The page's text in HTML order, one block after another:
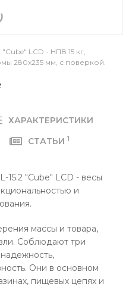
LCD - НПВ 15 кг,
280х235 мм, с поверкой.
ХАРАКТЕРИСТИКИ
СТАТЬИ 1
15.2 "Cube" LCD - весы
и
массы и товара,
Соблюдают три
Они в основном
пищевых цепях и